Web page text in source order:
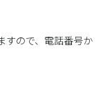
すので、電話番号か